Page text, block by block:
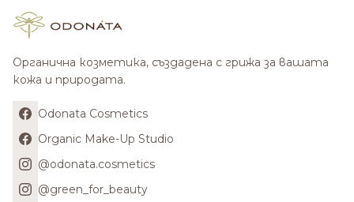
Органична козметика, създадена с грижа за вашата
кожа и природата.
Odonata Cosmetics
Organic Make-Up Studio
@odonata.cosmetics
@green_for_beauty